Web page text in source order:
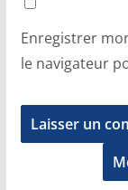
Enregistrer
le navigateur